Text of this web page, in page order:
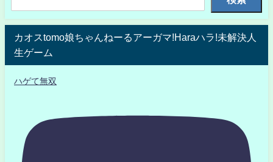
カオスtomo娘ちゃんねーるアーガマ!Haraハラ!未解決人
生ゲーム
ハゲて無双